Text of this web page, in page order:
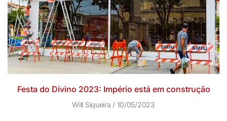
Festa do Divino 2023: Império está em construção
Will Siqueira 10/05/2023